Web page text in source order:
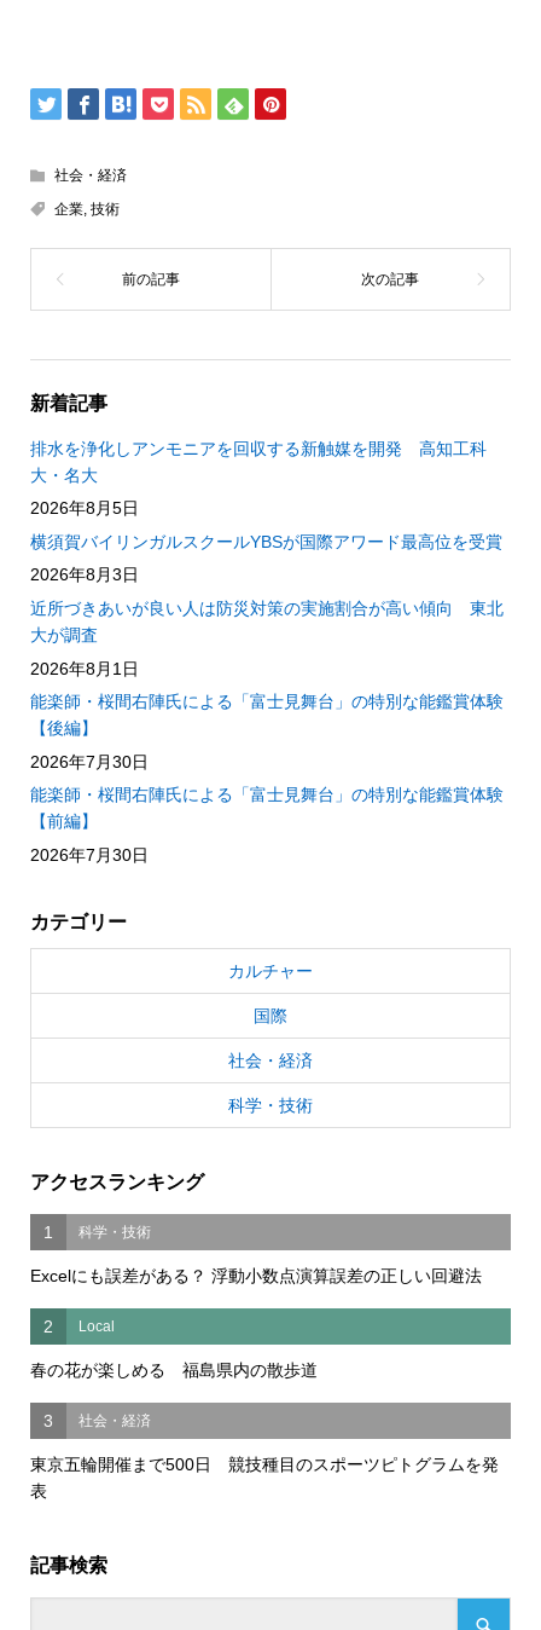
社会・経済
企業, 技術
新着記事
排水を浄化しアンモニアを回収する新触媒を開発 高知工科
大・名大
2026年8月5日
横須賀バイリンガルスクールYBSが国際アワード最高位を受賞
2026年8月3日
近所づきあいが良い人は防災対策の実施割合が高い傾向 東北
大が調査
2026年8月1日
能楽師・桜間右陣氏による「富士見舞台」の特別な能鑑賞体験
【後編】
2026年7月30日
能楽師・桜間右陣氏による「富士見舞台」の特別な能鑑賞体験
【前編】
2026年7月30日
カテゴリー
カルチャー
国際
社会・経済
科学・技術
アクセスランキング
1 科学・技術
Excelにも誤差がある？ 浮動小数点演算誤差の正しい回避法
2 Local
春の花が楽しめる 福島県内の散歩道
3 社会・経済
東京五輪開催まで500日 競技種目のスポーツピトグラムを発
表
記事検索